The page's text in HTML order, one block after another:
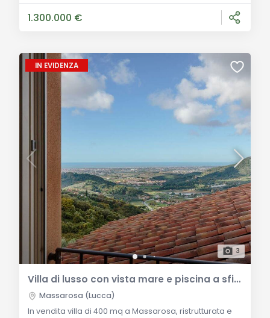
1.300.000 €
IN EVIDENZA
3
Villa di lusso con vista mare e piscina a sfioro sulle colline di Massarosa
Massarosa (Lucca)
In vendita villa di 400 mq a Massarosa, ristrutturata e